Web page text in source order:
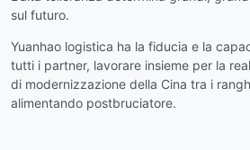
sul futuro.
Yuanhao logistica ha la fiducia e la
tutti i partner, lavorare insieme per la
di modernizzazione della Cina tra i
alimentando postbruciatore.